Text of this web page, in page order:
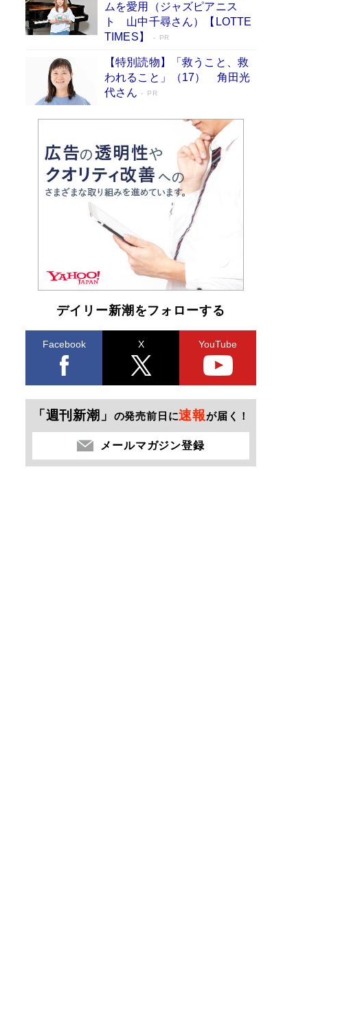
友近氏、絶賛！ 鎌倉を舞台に、孤独を抱えた
人々が新たな一歩を踏み出す連作短篇集『海のほ
とりのプラネット』試し読み
ムを愛用（ジャズピアニス
ト 山中千尋さん）【LOTTE
TIMES】
PR
【特別読物】「救うこと、救
われること」（17） 角田光
代さん
PR
デイリー新潮をフォローする
Facebook X YouTube
「週刊新潮」 の発売前日に速報が届く！
メールマガジン登録